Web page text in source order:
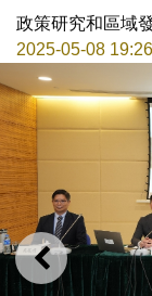
政策研究和區域
2025-05-08 19:26
上一則